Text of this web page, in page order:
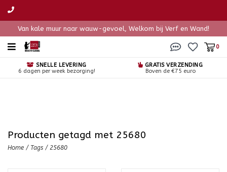
Van kale muur naar wauw-gevoel, Welkom bij Verf en Wand!
0
SNELLE LEVERING
6 dagen per week bezorging!
GRATIS VERZENDING
Boven de €75 euro
Producten getagd met 25680
Home / Tags / 25680